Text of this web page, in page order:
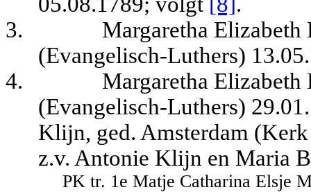
3.
Margaretha
(Evangelisch-Luthers)
4.
Margaretha
(Evangelisch-Luthers)
Klijn, ged. Amsterdam
z.v. Antonie Klijn en Maria
PK tr. 1e Matje Catharina Elsje